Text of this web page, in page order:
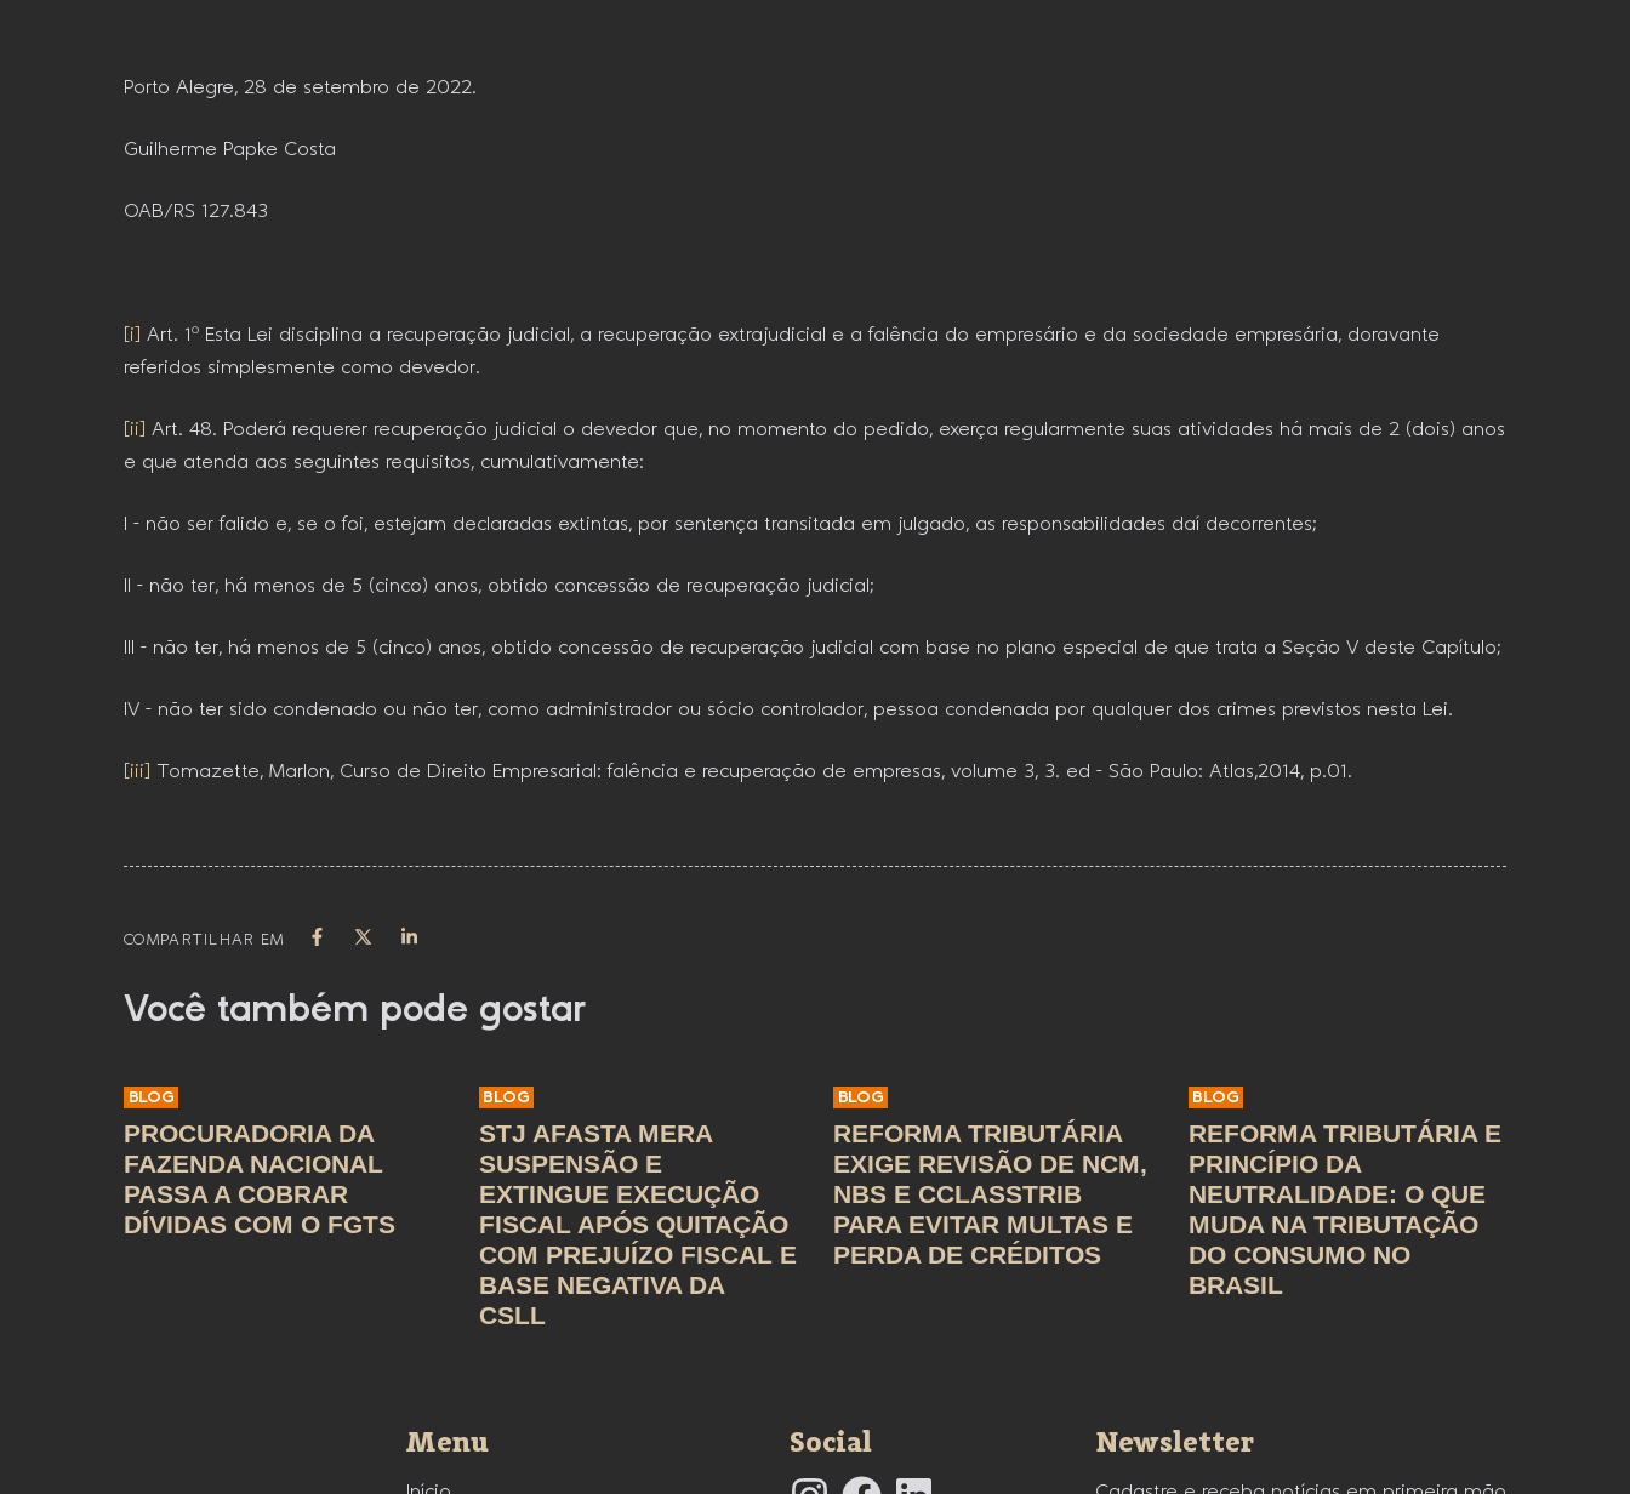
Porto Alegre, 28 de setembro de 2022.
Guilherme Papke Costa
OAB/RS 127.843
[i] Art. 1º Esta Lei disciplina a recuperação judicial, a recuperação extrajudicial e a falência do empresário e da sociedade empresária, doravante
referidos simplesmente como devedor.
[ii] Art. 48. Poderá requerer recuperação judicial o devedor que, no momento do pedido, exerça regularmente suas atividades há mais de 2 (dois) anos
e que atenda aos seguintes requisitos, cumulativamente:
I – não ser falido e, se o foi, estejam declaradas extintas, por sentença transitada em julgado, as responsabilidades daí decorrentes;
II – não ter, há menos de 5 (cinco) anos, obtido concessão de recuperação judicial;
III – não ter, há menos de 5 (cinco) anos, obtido concessão de recuperação judicial com base no plano especial de que trata a Seção V deste Capítulo;
IV – não ter sido condenado ou não ter, como administrador ou sócio controlador, pessoa condenada por qualquer dos crimes previstos nesta Lei.
[iii] Tomazette, Marlon, Curso de Direito Empresarial: falência e recuperação de empresas, volume 3, 3. ed – São Paulo: Atlas,2014, p.01.
COMPARTILHAR EM
Você também pode gostar
BLOG
PROCURADORIA DA
FAZENDA NACIONAL
PASSA A COBRAR
DÍVIDAS COM O FGTS
BLOG
STJ AFASTA MERA
SUSPENSÃO E
EXTINGUE EXECUÇÃO
FISCAL APÓS QUITAÇÃO
COM PREJUÍZO FISCAL E
BASE NEGATIVA DA
CSLL
BLOG
REFORMA TRIBUTÁRIA
EXIGE REVISÃO DE NCM,
NBS E CCLASSTRIB
PARA EVITAR MULTAS E
PERDA DE CRÉDITOS
BLOG
REFORMA TRIBUTÁRIA E
PRINCÍPIO DA
NEUTRALIDADE: O QUE
MUDA NA TRIBUTAÇÃO
DO CONSUMO NO
BRASIL
Menu Social Newsletter